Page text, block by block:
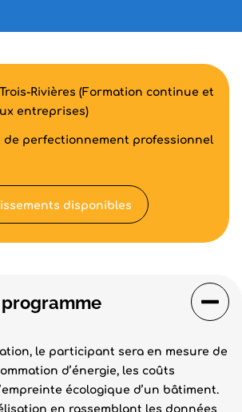
le participant sera en mesure de
d’énergie, les coûts
écologique d’un bâtiment.
en rassemblant les données
Rivières (Formation continue et
entreprises)
de perfectionnement professionnel
disponibles